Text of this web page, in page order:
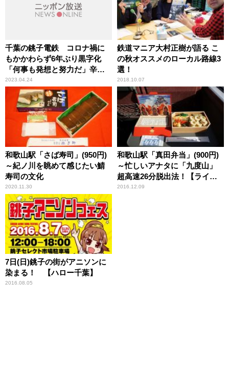
千葉の銚子電鉄 コロナ禍に
もかかわらず6年ぶり黒字化
「何事も発想と努力だ」辛坊
治郎が指摘
2023.04.24
鉄道マニア大村正樹が語る こ
の秋オススメのローカル路線3
選！
2018.10.07
和歌山駅「さば寿司」(950円)
～紀ノ川を眺めて感じたい鯖
寿司の文化
2020.11.30
和歌山駅「真田弁当」(900円)
～忙しいアナタに「九度山」
超高速26分脱出法！【ライタ
ー望月の駅弁膝栗毛】
2016.12.09
7日(日)銚子の街がアニソンに
染まる！ 【ハロー千葉】
2016.08.05